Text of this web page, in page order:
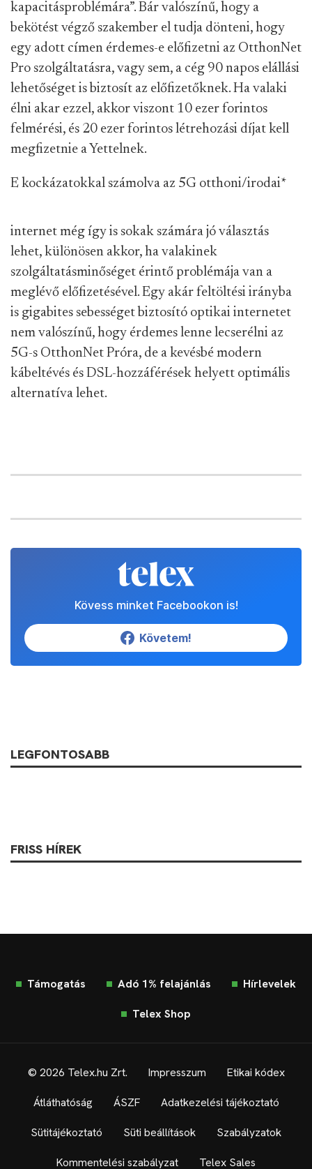
kapacitásproblémára”. Bár valószínű, hogy a
bekötést végző szakember el tudja dönteni, hogy
egy adott címen érdemes-e előfizetni az OtthonNet
Pro szolgáltatásra, vagy sem, a cég 90 napos elállási
lehetőséget is biztosít az előfizetőknek. Ha valaki
élni akar ezzel, akkor viszont 10 ezer forintos
felmérési, és 20 ezer forintos létrehozási díjat kell
megfizetnie a Yettelnek.
E kockázatokkal számolva az 5G otthoni/irodai*
internet még így is sokak számára jó választás
lehet, különösen akkor, ha valakinek
szolgáltatásminőséget érintő problémája van a
meglévő előfizetésével. Egy akár feltöltési irányba
is gigabites sebességet biztosító optikai internetet
nem valószínű, hogy érdemes lenne lecserélni az
5G-s OtthonNet Próra, de a kevésbé modern
kábeltévés és DSL-hozzáférések helyett optimális
alternatíva lehet.
Kövess minket Facebookon is!
Követem!
LEGFONTOSABB
FRISS HÍREK
Támogatás Adó 1% felajánlás Hírlevelek
Telex Shop
© 2026 Telex.hu Zrt. Impresszum Etikai kódex
Átláthatóság ÁSZF Adatkezelési tájékoztató
Sütitájékoztató Süti beállítások Szabályzatok
Kommentelési szabályzat Telex Sales